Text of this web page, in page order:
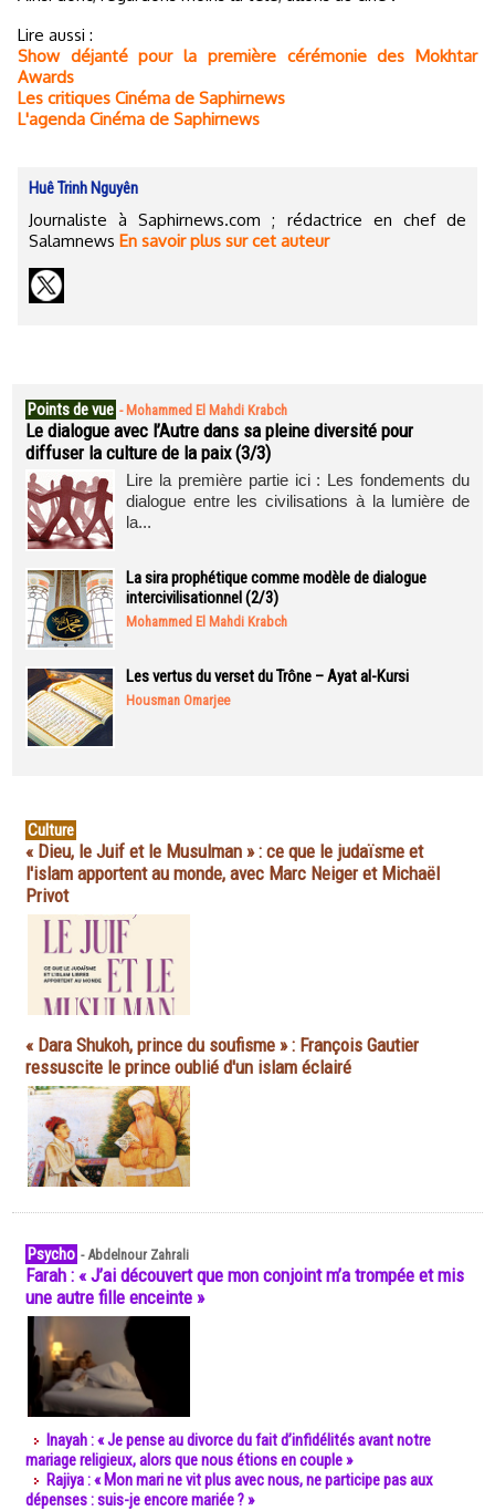
Lire aussi :
Show déjanté pour la première cérémonie des Mokhtar
Awards
Les critiques Cinéma de Saphirnews
L'agenda Cinéma de Saphirnews
Huê Trinh Nguyên
Journaliste à Saphirnews.com ; rédactrice en chef de
Salamnews En savoir plus sur cet auteur
Points de vue - Mohammed El Mahdi Krabch
Le dialogue avec l’Autre dans sa pleine diversité pour
diffuser la culture de la paix (3/3)
Lire la première partie ici : Les fondements du
dialogue entre les civilisations à la lumière de
la...
La sira prophétique comme modèle de dialogue
intercivilisationnel (2/3)
Mohammed El Mahdi Krabch
Les vertus du verset du Trône – Ayat al-Kursi
Housman Omarjee
Culture
« Dieu, le Juif et le Musulman » : ce que le judaïsme et
l'islam apportent au monde, avec Marc Neiger et Michaël
Privot
« Dara Shukoh, prince du soufisme » : François Gautier
ressuscite le prince oublié d'un islam éclairé
Psycho -Abdelnour Zahrali
Farah : « J’ai découvert que mon conjoint m’a trompée et mis
une autre fille enceinte »
Inayah : « Je pense au divorce du fait d’infidélités avant notre
mariage religieux, alors que nous étions en couple »
Rajiya : « Mon mari ne vit plus avec nous, ne participe pas aux
dépenses : suis-je encore mariée ? »